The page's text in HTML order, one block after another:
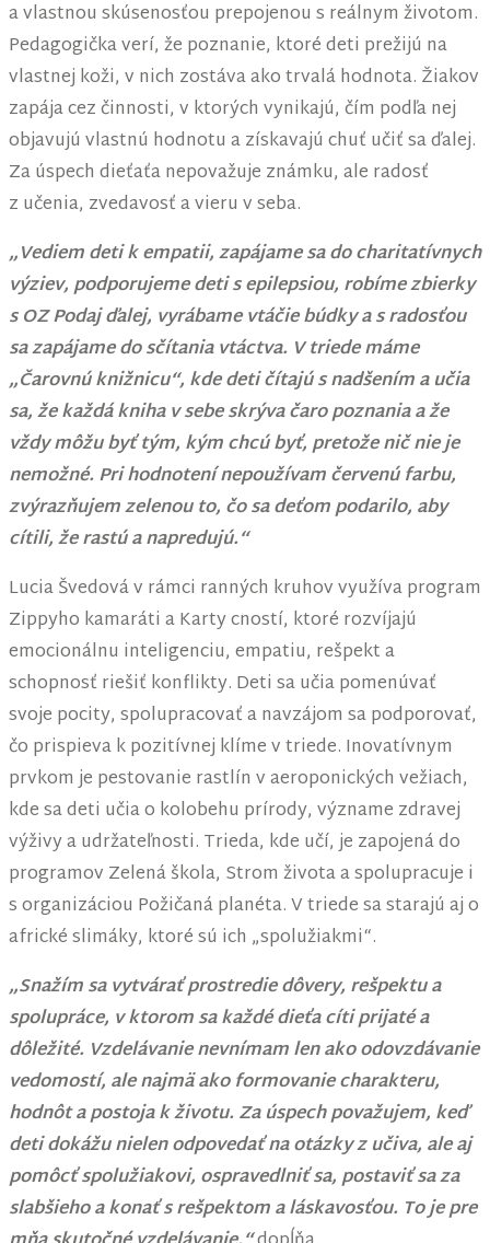
a vlastnou skúsenosťou prepojenou s reálnym životom.
Pedagogička verí, že poznanie, ktoré deti prežijú na
vlastnej koži, v nich zostáva ako trvalá hodnota. Žiakov
zapája cez činnosti, v ktorých vynikajú, čím podľa nej
objavujú vlastnú hodnotu a získavajú chuť učiť sa ďalej.
Za úspech dieťaťa nepovažuje známku, ale radosť
z učenia, zvedavosť a vieru v seba.
„Vediem deti k empatii, zapájame sa do charitatívnych
výziev, podporujeme deti s epilepsiou, robíme zbierky
s OZ Podaj ďalej, vyrábame vtáčie búdky a s radosťou
sa zapájame do sčítania vtáctva. V triede máme
„Čarovnú knižnicu“, kde deti čítajú s nadšením a učia
sa, že každá kniha v sebe skrýva čaro poznania a že
vždy môžu byť tým, kým chcú byť, pretože nič nie je
nemožné. Pri hodnotení nepoužívam červenú farbu,
zvýrazňujem zelenou to, čo sa deťom podarilo, aby
cítili, že rastú a napredujú.“
Lucia Švedová v rámci ranných kruhov využíva program
Zippyho kamaráti a Karty cností, ktoré rozvíjajú
emocionálnu inteligenciu, empatiu, rešpekt a
schopnosť riešiť konflikty. Deti sa učia pomenúvať
svoje pocity, spolupracovať a navzájom sa podporovať,
čo prispieva k pozitívnej klíme v triede. Inovatívnym
prvkom je pestovanie rastlín v aeroponických vežiach,
kde sa deti učia o kolobehu prírody, význame zdravej
výživy a udržateľnosti. Trieda, kde učí, je zapojená do
programov Zelená škola, Strom života a spolupracuje i
s organizáciou Požičaná planéta. V triede sa starajú aj o
africké slimáky, ktoré sú ich „spolužiakmi“.
„Snažím sa vytvárať prostredie dôvery, rešpektu a
spolupráce, v ktorom sa každé dieťa cíti prijaté a
dôležité. Vzdelávanie nevnímam len ako odovzdávanie
vedomostí, ale najmä ako formovanie charakteru,
hodnôt a postoja k životu. Za úspech považujem, keď
deti dokážu nielen odpovedať na otázky z učiva, ale aj
pomôcť spolužiakovi, ospravedlniť sa, postaviť sa za
slabšieho a konať s rešpektom a láskavosťou. To je pre